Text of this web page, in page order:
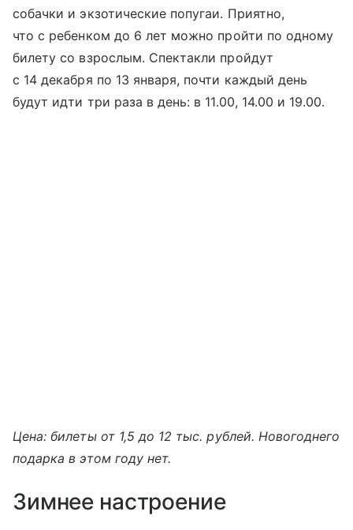
собачки и экзотические попугаи. Приятно,
что с ребенком до 6 лет можно пройти по одному
билету со взрослым. Спектакли пройдут
с 14 декабря по 13 января, почти каждый день
будут идти три раза в день: в 11.00, 14.00 и 19.00.
Цена: билеты от 1,5 до 12 тыс. рублей. Новогоднего
подарка в этом году нет.
Зимнее настроение